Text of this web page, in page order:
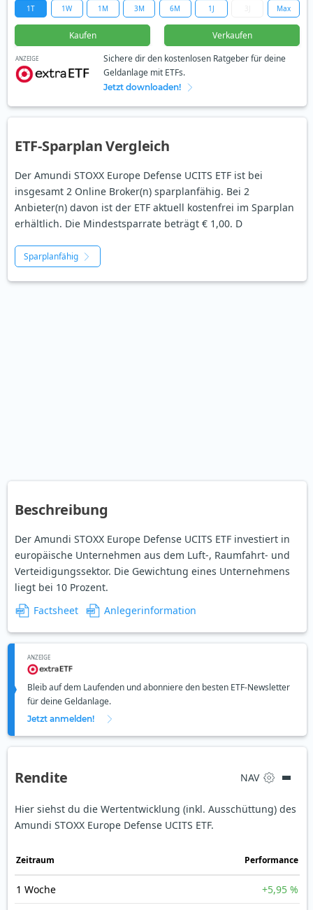
1T 1W 1M 3M 6M 1J Max
Kaufen Verkaufen
ANZEIGE
Sichere dir den kostenlosen Ratgeber für deine
Geldanlage mit ETFs.
Jetzt downloaden!
ETF-Sparplan Vergleich
Der Amundi STOXX Europe Defense UCITS ETF ist bei
insgesamt 2 Online Broker(n) sparplanfähig. Bei 2
Anbieter(n) davon ist der ETF aktuell kostenfrei im Sparplan
erhältlich. Die Mindestsparrate beträgt € 1,00. D
Sparplanfähig
Beschreibung
Der Amundi STOXX Europe Defense UCITS ETF investiert in
europäische Unternehmen aus dem Luft-, Raumfahrt- und
Verteidigungssektor. Die Gewichtung eines Unternehmens
liegt bei 10 Prozent.
Factsheet
Anlegerinformation
ANZEIGE
Bleib auf dem Laufenden und abonniere den besten ETF-Newsletter
für deine Geldanlage.
Jetzt anmelden!
Rendite NAV
Hier siehst du die Wertentwicklung (inkl. Ausschüttung) des
Amundi STOXX Europe Defense UCITS ETF.
Zeit­raum Perfor­mance
1 Woche +5,95 %